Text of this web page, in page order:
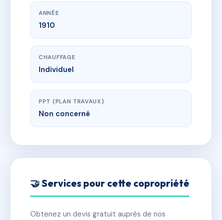
ANNÉE
1910
CHAUFFAGE
Individuel
PPT (PLAN TRAVAUX)
Non concerné
🤝 Services pour cette copropriété
Obtenez un devis gratuit auprès de nos